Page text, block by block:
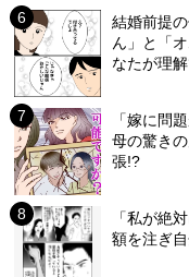
結婚前提
ん」と「
なたが理
「嫁に問
母の驚き
張!?
「私が絶
額を注ぎ